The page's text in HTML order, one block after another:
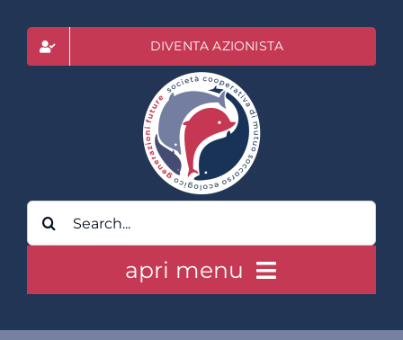
contenuto
DIVENTA AZIONISTA
Cerca
per:
apri menu